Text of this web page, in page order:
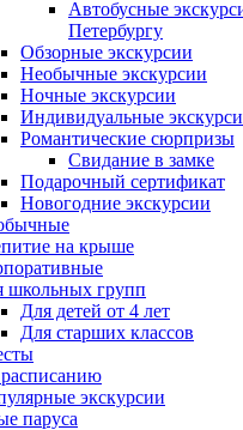
Автобусные
Петербургу
Обзорные экскурсии
Необычные экскурсии
Ночные экскурсии
Индивидуальные
Романтические сюрпризы
Свидание в замке
Подарочный сертификат
Новогодние экскурсии
на крыше
школьных групп
Для детей от 4 лет
Для старших классов
экскурсии
паруса